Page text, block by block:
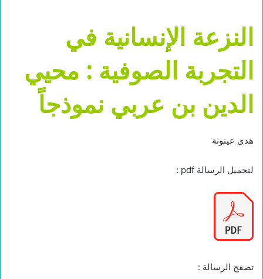
النزعة الإنسانية في
التجربة الصوفية : محيي
الدين بن عربي نموذجاً
هدى عينونة
لتحميل الرسالة pdf :
تصفح الرسالة :